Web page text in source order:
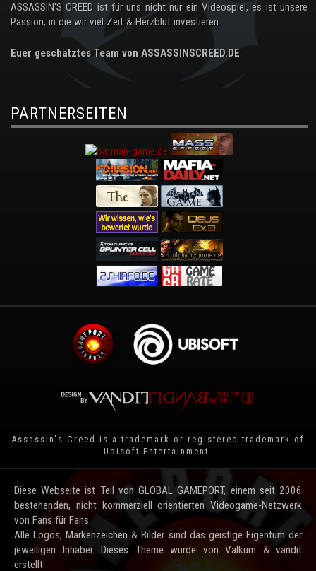
ASSASSIN'S CREED ist für uns nicht nur ein Videospiel, es ist unsere
Passion, in die wir viel Zeit & Herzblut investieren.
Euer geschätztes Team von ASSASSINSCREED.DE
PARTNERSEITEN
Assassin's Creed is a trademark or registered trademark of
Ubisoft Entertainment
Diese Webseite ist Teil von GLOBAL GAMEPORT, einem seit 2006
bestehenden, nicht kommerziell orientierten Videogame-Netzwerk
von Fans für Fans.
Alle Logos, Markenzeichen & Bilder sind das geistige Eigentum der
jeweiligen Inhaber. Dieses Theme wurde von Valkum & vandit
erstellt.